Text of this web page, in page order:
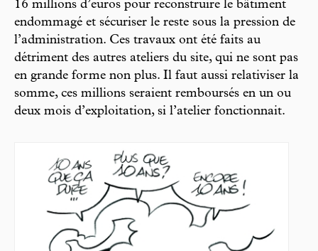
16 millions d’euros pour reconstruire le bâtiment
endommagé et sécuriser le reste sous la pression de
l’administration. Ces travaux ont été faits au
détriment des autres ateliers du site, qui ne sont pas
en grande forme non plus. Il faut aussi relativiser la
somme, ces millions seraient remboursés en un ou
deux mois d’exploitation, si l’atelier fonctionnait.